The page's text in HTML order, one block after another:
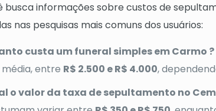
busca informações sobre custos de
nas pesquisas mais comuns dos usuários:
custa um funeral simples em Carmo ?
entre R$ 2.500 e R$ 4.000,
o valor da taxa de sepultamento no